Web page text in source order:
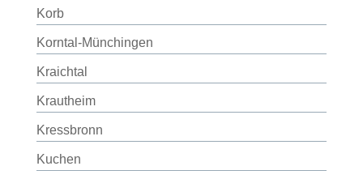
Korb
Korntal-Münchingen
Kraichtal
Krautheim
Kressbronn
Kuchen